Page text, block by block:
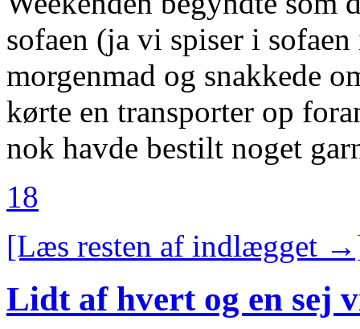
sofaen (ja vi spiser i
morgenmad og snakkede
kørte en transporter op
nok havde bestilt noget
18
[Læs resten af indlægget
Lidt af hvert og en sej